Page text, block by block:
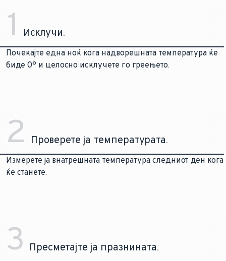
1 Исклучи.
Почекајте една ноќ кога надворешната температура ќе
биде 0° и целосно исклучете го греењето.
2 Проверете ја температурата.
Измерете ја внатрешната температура следниот ден кога
ќе станете.
3 Пресметајте ја празнината.